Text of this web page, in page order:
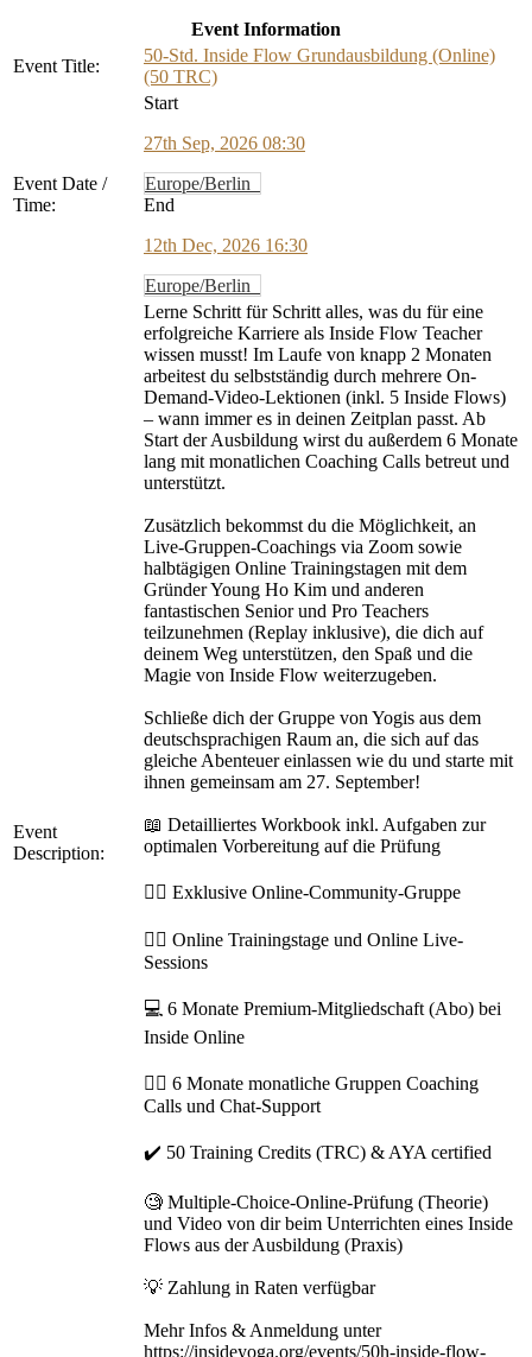
Event Information
Event Title:
50-Std. Inside Flow Grundausbildung (Online)
(50 TRC)
Event Date /
Time:
Start
27th Sep, 2026 08:30
Europe/Berlin
End
12th Dec, 2026 16:30
Europe/Berlin
Event
Description:
Lerne Schritt für Schritt alles, was du für eine
erfolgreiche Karriere als Inside Flow Teacher
wissen musst! Im Laufe von knapp 2 Monaten
arbeitest du selbstständig durch mehrere On-
Demand-Video-Lektionen (inkl. 5 Inside Flows)
– wann immer es in deinen Zeitplan passt. Ab
Start der Ausbildung wirst du außerdem 6 Monate
lang mit monatlichen Coaching Calls betreut und
unterstützt.
Zusätzlich bekommst du die Möglichkeit, an
Live-Gruppen-Coachings via Zoom sowie
halbtägigen Online Trainingstagen mit dem
Gründer Young Ho Kim und anderen
fantastischen Senior und Pro Teachers
teilzunehmen (Replay inklusive), die dich auf
deinem Weg unterstützen, den Spaß und die
Magie von Inside Flow weiterzugeben.
Schließe dich der Gruppe von Yogis aus dem
deutschsprachigen Raum an, die sich auf das
gleiche Abenteuer einlassen wie du und starte mit
ihnen gemeinsam am 27. September!
📖 Detailliertes Workbook inkl. Aufgaben zur
optimalen Vorbereitung auf die Prüfung
🧘‍♀️ Exklusive Online-Community-Gruppe
❤️‍🔥 Online Trainingstage und Online Live-
Sessions
💻 6 Monate Premium-Mitgliedschaft (Abo) bei
Inside Online
🏋️‍♂️ 6 Monate monatliche Gruppen Coaching
Calls und Chat-Support
✔️ 50 Training Credits (TRC) & AYA certified
🧐 Multiple-Choice-Online-Prüfung (Theorie)
und Video von dir beim Unterrichten eines Inside
Flows aus der Ausbildung (Praxis)
💡 Zahlung in Raten verfügbar
Mehr Infos & Anmeldung unter
https://insideyoga.org/events/50h-inside-flow-